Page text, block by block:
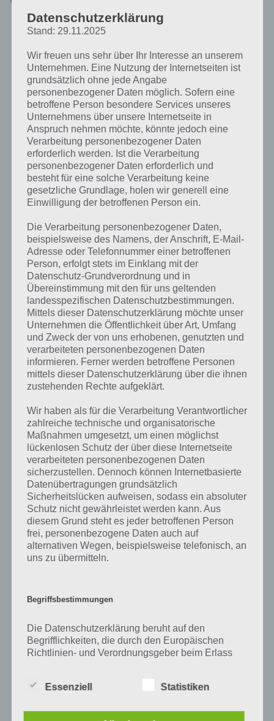
im November 2021
Kurze Begriffserklärung zur Lösung Hupe
Hupe ist die Lösung für das tägliche Rätsel am 27.11.2021 in 4 Bilder 1
Wort, doch welche Bedeutung hat dieses eigentlich und was gibt es
dazu zu wissen? Passt das Wort auch zu Volle Fahrt voraus? Zu
kurze Begriffserklärung!
Zu Hupe haben wir zunächst keine weiteren Informationen parat!
Auf WhatsApp teilen Teilen auf Facebook
Tweet auf Twitter
Datenschutzerklärung
Stand: 29.11.2025
Wir freuen uns sehr über Ihr Interesse an unserem
Unternehmen. Eine Nutzung der Internetseiten ist
grundsätzlich ohne jede Angabe
personenbezogener Daten möglich. Sofern eine
betroffene Person besondere Services unseres
Unternehmens über unsere Internetseite in
Anspruch nehmen möchte, könnte jedoch eine
Verarbeitung personenbezogener Daten
erforderlich werden. Ist die Verarbeitung
personenbezogener Daten erforderlich und
besteht für eine solche Verarbeitung keine
gesetzliche Grundlage, holen wir generell eine
Einwilligung der betroffenen Person ein.
Die Verarbeitung personenbezogener Daten,
beispielsweise des Namens, der Anschrift, E-Mail-
Adresse oder Telefonnummer einer betroffenen
Person, erfolgt stets im Einklang mit der
Datenschutz-Grundverordnung und in
Übereinstimmung mit den für uns geltenden
landesspezifischen Datenschutzbestimmungen.
Mittels dieser Datenschutzerklärung möchte unser
Unternehmen die Öffentlichkeit über Art, Umfang
und Zweck der von uns erhobenen, genutzten und
verarbeiteten personenbezogenen Daten
informieren. Ferner werden betroffene Personen
mittels dieser Datenschutzerklärung über die ihnen
zustehenden Rechte aufgeklärt.
Wir haben als für die Verarbeitung Verantwortlicher
zahlreiche technische und organisatorische
Maßnahmen umgesetzt, um einen möglichst
lückenlosen Schutz der über diese Internetseite
verarbeiteten personenbezogenen Daten
sicherzustellen. Dennoch können Internetbasierte
Datenübertragungen grundsätzlich
Sicherheitslücken aufweisen, sodass ein absoluter
Schutz nicht gewährleistet werden kann. Aus
diesem Grund steht es jeder betroffenen Person
frei, personenbezogene Daten auch auf
alternativen Wegen, beispielsweise telefonisch, an
uns zu übermitteln.
Begriffsbestimmungen
Die Datenschutzerklärung beruht auf den
Begrifflichkeiten, die durch den Europäischen
Richtlinien- und Verordnungsgeber beim Erlass
soll sowohl für die Öffentlichkeit als auch für
lesbar und verständlich sein. Um dies zu
Essenziell Statistiken